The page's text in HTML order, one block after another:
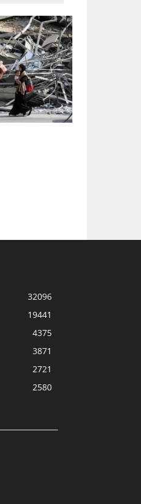
32096
19441
4375
3871
2721
2580